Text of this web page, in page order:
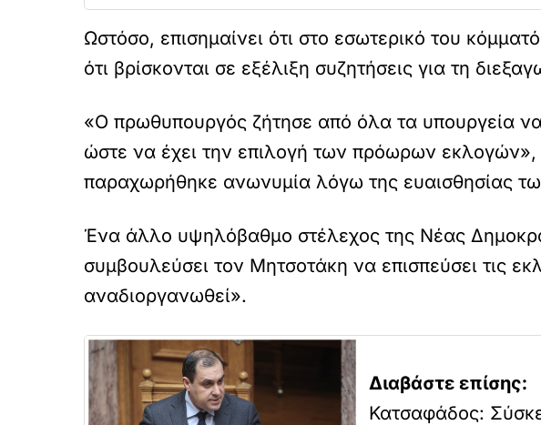
Ωστόσο, επισημαίνει ότι στο εσωτερικό του
ότι βρίσκονται σε εξέλιξη συζητήσεις για τη
«Ο πρωθυπουργός ζήτησε από όλα τα υπουργεία
ώστε να έχει την επιλογή των πρόωρων
παραχωρήθηκε ανωνυμία λόγω της ευαισθησίας
Ένα άλλο υψηλόβαθμο στέλεχος της Νέας
συμβουλεύσει τον Μητσοτάκη να επισπεύσει τις
αναδιοργανωθεί».
Διαβάστε επίσης:
Κατσαφάδος: